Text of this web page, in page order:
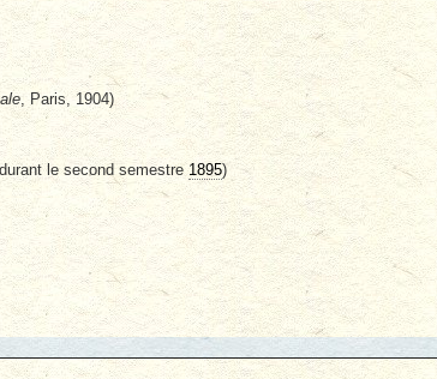
, Paris, 1904)
le second semestre1895)